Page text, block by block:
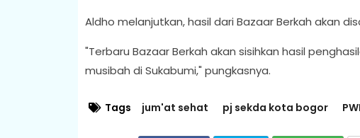
Aldho melanjutkan, hasil dari Bazaar Berkah akan
"Terbaru Bazaar Berkah akan sisihkan hasil
musibah di Sukabumi," pungkasnya.
Tags jum'at sehat pj sekda kota bogor